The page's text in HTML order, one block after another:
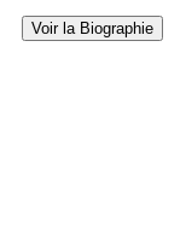
Voir la Biographie